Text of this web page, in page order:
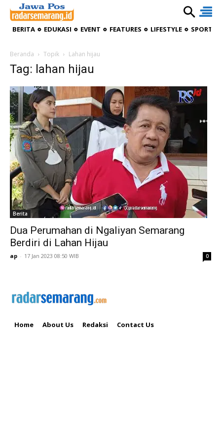
BERITA EDUKASI EVENT FEATURES LIFESTYLE
Beranda Topik Lahan hijau
Tag: lahan hijau
Berita
Dua Perumahan di Ngaliyan Semarang
Berdiri di Lahan Hijau
ap - 17 Jan 2023 08:50 WIB 0
Home About Us Redaksi Contact Us